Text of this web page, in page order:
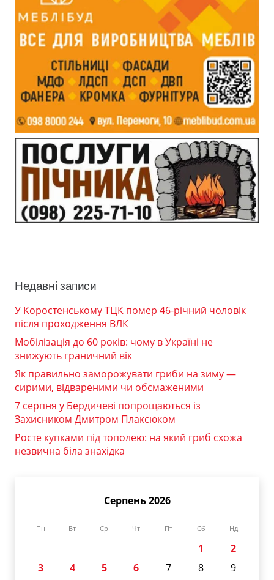
Недавні записи
У Коростенському ТЦК помер 46-річний чоловік
після проходження ВЛК
Мобілізація до 60 років: чому в Україні не
знижують граничний вік
Як правильно заморожувати гриби на зиму —
сирими, відвареними чи обсмаженими
7 серпня у Бердичеві попрощаються із
Захисником Дмитром Плаксюком
Росте купками під тополею: на який гриб схожа
незвична біла знахідка
Серпень 2026
Пн Вт Ср Чт Пт Сб Нд
1
2
3
4 5 6 7 8
9